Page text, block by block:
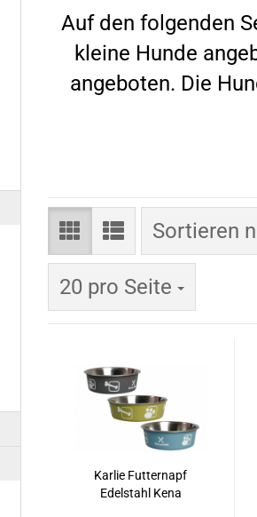
Auf den folgenden
kleine Hunde
angeboten. Die
Sortieren
Sortieren
20 pro Seite
pro Seite
Karlie Futternapf
Edelstahl Kena